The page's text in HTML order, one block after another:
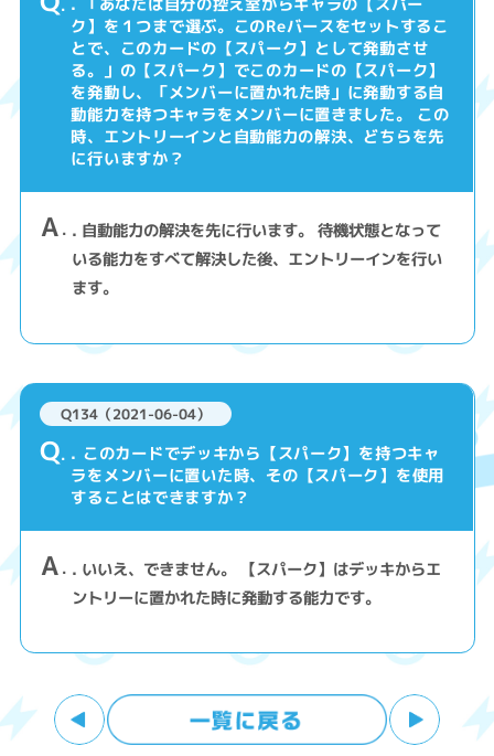
ク】を１つまで選ぶ。このReバースをセットするこ
とで、このカードの【スパーク】として発動させ
る。」の【スパーク】でこのカードの【スパーク】
を発動し、「メンバーに置かれた時」に発動する自
動能力を持つキャラをメンバーに置きました。 この
時、エントリーインと自動能力の解決、どちらを先
に行いますか？
A . 自動能力の解決を先に行います。 待機状態となって
いる能力をすべて解決した後、エントリーインを行い
ます。
Q134（2021-06-04）
Q . このカードでデッキから【スパーク】を持つキャ
ラをメンバーに置いた時、その【スパーク】を使用
することはできますか？
A . いいえ、できません。 【スパーク】はデッキからエ
ントリーに置かれた時に発動する能力です。